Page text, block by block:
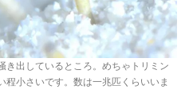
き出しているところ。めちゃトリミン
小さいです。数は一兆匹くらいいま